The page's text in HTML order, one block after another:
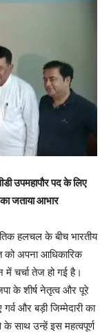
उपमहापौर पद के लिए
का जताया आभार
हलचल के बीच भारतीय
को अपना आधिकारिक
में चर्चा तेज हो गई है।
के शीर्ष नेतृत्व और पूरे
और बड़ी जिम्मेदारी का
के साथ उन्हें इस महत्वपूर्ण